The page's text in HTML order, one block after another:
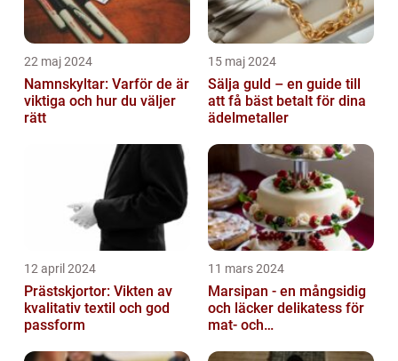
22 maj 2024
Namnskyltar: Varför de är
viktiga och hur du väljer
rätt
15 maj 2024
Sälja guld – en guide till
att få bäst betalt för dina
ädelmetaller
12 april 2024
Prästskjortor: Vikten av
kvalitativ textil och god
passform
11 mars 2024
Marsipan - en mångsidig
och läcker delikatess för
mat- och